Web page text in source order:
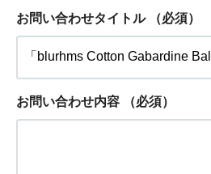
お問い合わせタイトル （必須）
お問い合わせ内容 （必須）